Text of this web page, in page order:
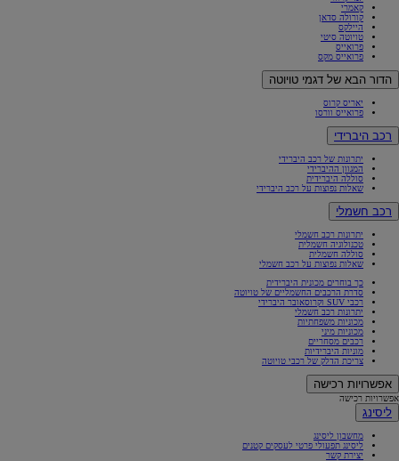
קאמרי
קורולה סדאן
היילקס
טויוטה סיטי
פרואייס
פרואייס מקס
הדור הבא של דגמי טויוטה
יאריס קרוס
פרואייס וורסו
רכב היברידי
יתרונות של רכב היברידי
המגוון ההיברידי
סוללה היברידית
שאלות נפוצות על רכב היברידי
רכב חשמלי
יתרונות רכב חשמלי
טכנולוגיה חשמלית
סוללה חשמלית
שאלות נפוצות על רכב חשמלי
כך בוחרים מכונית היברידית
סדרת הרכבים החשמליים של טויוטה
רכבי SUV וקרוסאובר היברידי
יתרונות רכב חשמלי
מכוניות משפחתיות
מכוניות מיני
רכבים מסחריים
מוניות היברידיות
צריכת הדלק של רכבי טויוטה
אפשרויות רכישה
אפשרויות רכישה
ליסינג
מחשבון ליסינג
ליסינג תפעולי פרטי לעסקים קטנים
יצירת קשר